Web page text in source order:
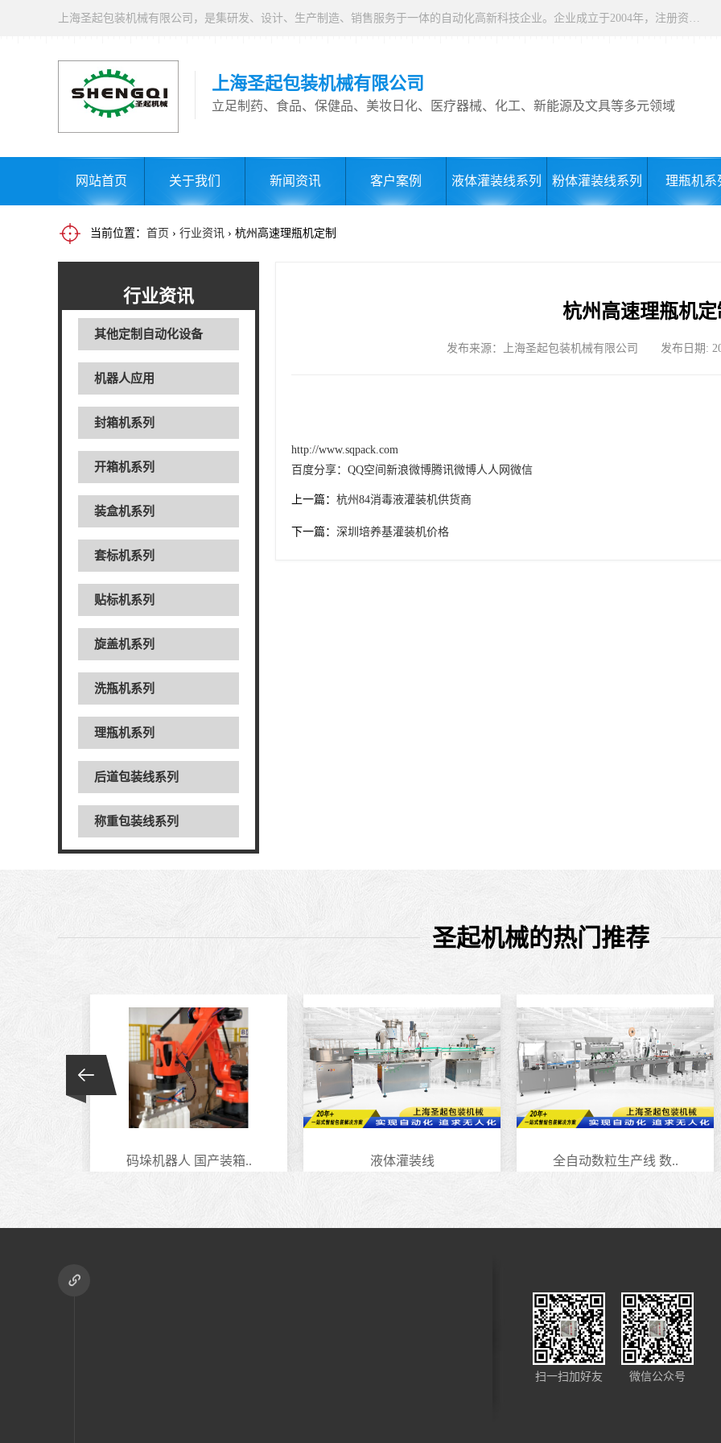
上海圣起包装机械有限公司，是集研发、设计、生产制造、销售服务于一体的自动化高新科技企业。企业成立于2004年，注册资本1000万元，总占地面积约15000平方。 企业发展二十余年以来，一直专注于自动化设备这一朝阳行业，致力于为制药、食品、日化、化工、物流、仓储等行业提供一站式智能包装解决方案。服务用户覆盖全国各省市以及海内外，产品远销全球，2024 年度总产值9000万。
上海圣起包装机械有限公司
立足制药、食品、保健品、美妆日化、医疗器械、化工、新能源及文具等多元领域
网站首页 关于我们 新闻资讯 客户案例 液体灌装线系列 粉体灌装线系列 理瓶机系
当前位置： 首页 › 行业资讯 › 杭州高速理瓶机定制
行业资讯
其他定制自动化设备
机器人应用
封箱机系列
开箱机系列
装盒机系列
套标机系列
贴标机系列
旋盖机系列
洗瓶机系列
理瓶机系列
后道包装线系列
称重包装线系列
杭州高速理瓶机定
发布来源：上海圣起包装机械有限公司 发布日期:
http://www.sqpack.com
百度分享： QQ空间 新浪微博腾讯微博人人网 微信
上一篇： 杭州84消毒液灌装机供货商
下一篇： 深圳培养基灌装机价格
圣起机械的热门推荐
码垛机器人 国产装箱.. 液体灌装线 全自动数粒生产线 数..
扫一扫加好友 微信公众号